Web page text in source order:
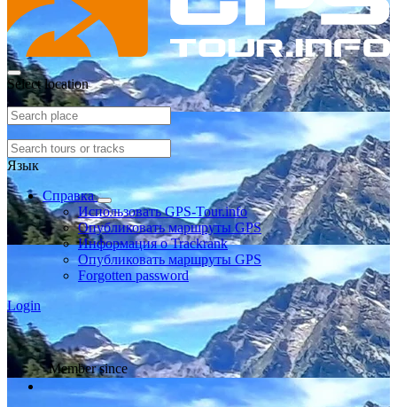
Select location
Язык
Справка
Использовать GPS-Tour.info
Опубликовать маршруты GPS
Информация о Trackrank
Опубликовать маршруты GPS
Forgotten password
Login
Member since